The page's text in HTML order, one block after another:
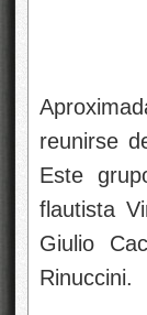
reunirse
Este
flautista
Giulio
Rinuccini.